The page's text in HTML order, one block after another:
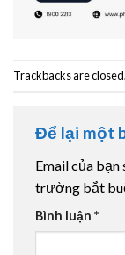
Trackbacks are
Để lại một
Email của
trường bắt
Bình luận *